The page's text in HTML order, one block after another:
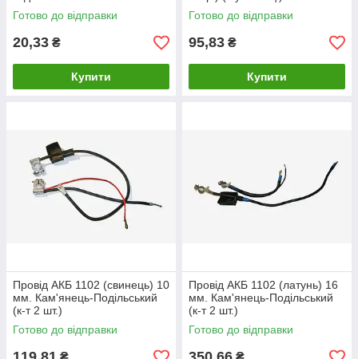
Готово до відправки
20,33 ₴
Купити
Готово до відправки
95,83 ₴
Купити
Провід АКБ 1102 (свинець) 10
мм. Кам'янець-Подільський
(к-т 2 шт.)
Готово до відправки
Провід АКБ 1102 (латунь) 16
мм. Кам'янець-Подільський
(к-т 2 шт.)
Готово до відправки